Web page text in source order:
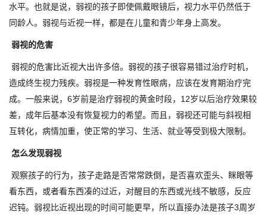
水平。也就是说，弱视的孩子即使佩戴眼镜后，视力水平仍然低于
同龄人。弱视与近视一样，都是在儿童和青少年身上高发。
弱视的危害
弱视的危害比近视大出许多倍。弱视的孩子很容易错过治疗时机，
造成终生视力残疾。弱视是一种发育性眼病，应该在发育期治疗完
成。一般来说，6岁前是治疗弱视的黄金时段，12岁以后治疗效果较
差，成年后基本没有恢复视力的希望。而且，弱视还可能与斜视相
互转化，病情加重，使正常的学习、生活、就业等受到极大限制。
怎么发现弱视
观察孩子的行为，孩子走路是否常常跌倒，是否喜欢歪头、眯眼等
看东西，或者看东西凑的过近，对醒目的东西或光线不敏感，反应
迟钝。弱视比近视出现的时间可能更早，所以直接办法是孩子3周岁